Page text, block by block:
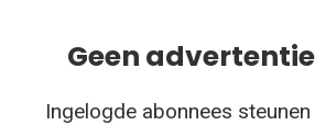
Geen
Ingelogde abonnees steunen